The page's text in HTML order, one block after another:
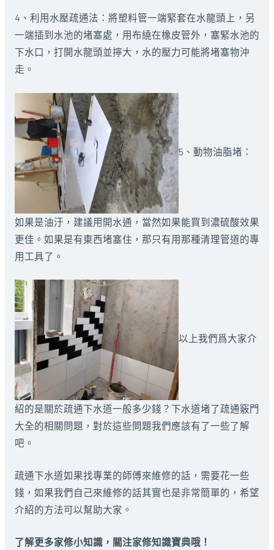
4、利用水壓疏通法：將塑料管一端緊套在水龍頭上，另
一端插到水池的堵塞處，用布繞在橡皮管外，塞緊水池的
下水口，打開水龍頭並擰大，水的壓力可能將堵塞物沖
走。
5、動物油脂堵：
如果是油汙，建議用開水通，當然如果能買到濃硫酸效果
更佳。如果是有東西堵塞住，那只有用那種清理管道的專
用工具了。
以上我們爲大家介
紹的是關於疏通下水道一般多少錢？下水道堵了疏通竅門
大全的相關問題，對於這些問題我們應該有了一些了解
吧。
疏通下水道如果找專業的師傅來維修的話，需要花一些
錢，如果我們自己來維修的話其實也是非常簡單的，希望
介紹的方法可以幫助大家。
了解更多家修小知識，關注家修知識寶典哦！